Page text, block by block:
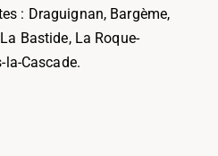
: Draguignan, Bargème,
Bastide, La Roque-
la-Cascade.